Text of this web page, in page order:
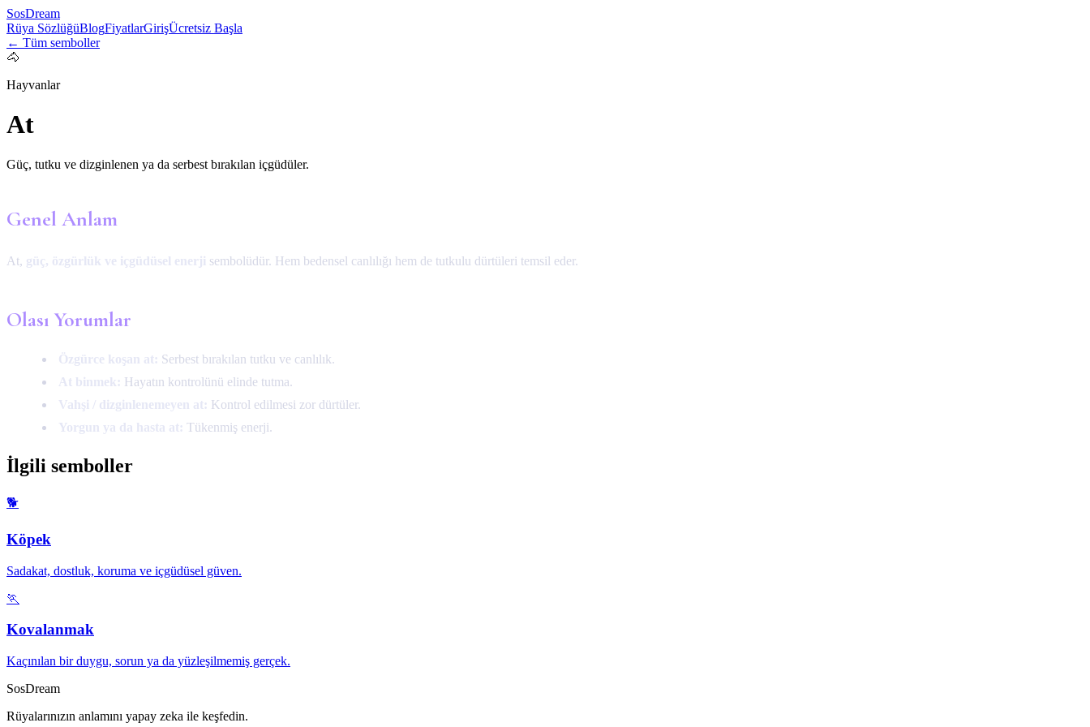
SosDream
Rüya SözlüğüBlogFiyatlarGirişÜcretsiz Başla
← Tüm semboller
🐴
Hayvanlar
At
Güç, tutku ve dizginlenen ya da serbest bırakılan içgüdüler.
Genel Anlam
At, güç, özgürlük ve içgüdüsel enerji sembolüdür. Hem bedensel canlılığı hem de tutkulu dürtüleri temsil eder.
Olası Yorumlar
Özgürce koşan at: Serbest bırakılan tutku ve canlılık.
At binmek: Hayatın kontrolünü elinde tutma.
Vahşi / dizginlenemeyen at: Kontrol edilmesi zor dürtüler.
Yorgun ya da hasta at: Tükenmiş enerji.
İlgili semboller
🐕
Köpek
Sadakat, dostluk, koruma ve içgüdüsel güven.
🏃
Kovalanmak
Kaçınılan bir duygu, sorun ya da yüzleşilmemiş gerçek.
SosDream
Rüyalarınızın anlamını yapay zeka ile keşfedin.